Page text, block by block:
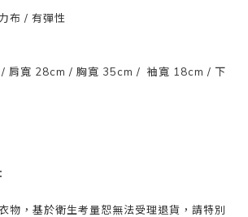
布 / 有彈性
/ 肩寬 28cm / 胸寬 35cm / 袖寬 18cm / 下
物，基於衛生考量恕無法受理退貨，請特別